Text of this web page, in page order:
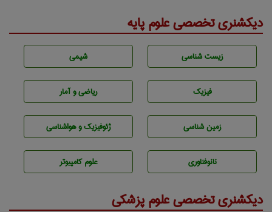
دیکشنری تخصصی علوم پایه
زيست شناسی شيمی
فیزیک ریاضی و آمار
زمين شناسی ژئوفيزيك و هواشناسی
نانوفناوری علوم کامپیوتر
دیکشنری تخصصی علوم پزشکی